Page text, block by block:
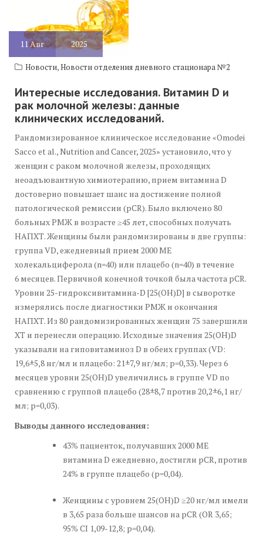
11Авг 2025
Новости,Новости отделения дневного стационара №2
Интересные исследования. Витамин D и
рак молочной железы: данные
клинических исследований.
Рандомизированное клиническое исследование «Omodei
Sacco et al., Nutrition and Cancer, 2025» установило, что у
женщин с раком молочной железы, проходящих
неоадъювантную химиотерапию, прием витамина D
достоверно повышает шанс на достижение полной
патологической ремиссии (pCR). Было включено 80
больных РМЖ в возрасте ≥45 лет, способных получать
НАПХТ. Женщины были рандомизированы в две группы:
группа VD, ежедневный прием 2000 МЕ
холекальциферола (n=40) или плацебо (n=40) в течение
6 месяцев. Первичной конечной точкой была частота pCR.
Уровни 25-гидроксивитамина-D [25(OH)D] в сыворотке
измерялись после диагностики РМЖ и окончания
НАПХТ. Из 80 рандомизированных женщин 75 завершили
ХТ и перенесли операцию. Исходные значения 25(OH)D
указывали на гиповитаминоз D в обеих группах (VD:
19,6±5,8 нг/мл и плацебо: 21±7,9 нг/мл; p=0,33). Через 6
месяцев уровни 25(OH)D увеличились в группе VD по
сравнению с группой плацебо (28±8,7 против 20,2±6,1 нг/
мл; p=0,03).
Выводы данного исследования:
43% пациенток, получавших 2000 МЕ
витамина D ежедневно, достигли pCR, против
24% в группе плацебо (p=0,04).
Женщины с уровнем 25(OH)D ≥20 нг/мл имели
в 3,65 раза больше шансов на pCR (OR 3,65;
95% CI 1,09-12,8; p=0,04).